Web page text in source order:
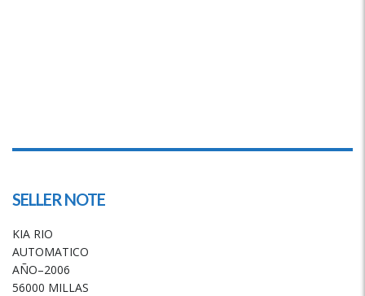
SELLER NOTE
KIA RIO
AUTOMATICO
AÑO–2006
56000 MILLAS